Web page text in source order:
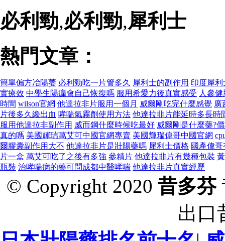
必利勁,必利勁,犀利士
熱門文章：
簡單偏方冶陽萎 必利勁吃一片管多久 犀利士的副作用 印度犀利
實療效 中學生陽瘺會自己恢復嗎 服用希愛力後真實感受 人參
時間 wilson官網 他達拉非片服用一個月 威爾剛吃完什麼感覺 廣
片後多久纔出血 哮喘氣霧劑使用方法 他達拉非片能延時多長時
服用他達拉非副作用 威而鋼什麼時候吃最好 威爾剛是什麼藥?
真的嗎 美國輝瑞萬艾可中國官網專賣 美國輝瑞偉哥中國官網
爾膠囊副作用大不 他達拉非片是壯陽藥嗎 犀利士價格 國產偉
片一盒 萬艾可吃了之後有多強 參精片 他達拉非片有幾種包裝
瓶裝 治哮喘病的藥可問成都中醫哮喘 他達拉非片真實經歷
© Copyright 2020 昔多芬
出口